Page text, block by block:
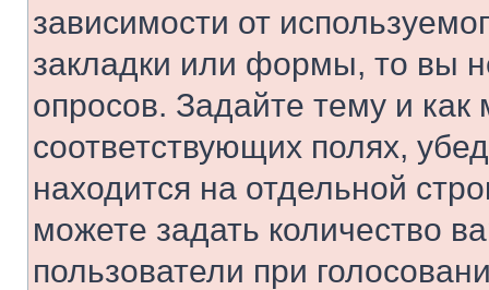
зависимости от
закладки или формы, то вы
опросов. Задайте тему и
соответствующих полях,
находится на отдельной
можете задать количество
пользователи при